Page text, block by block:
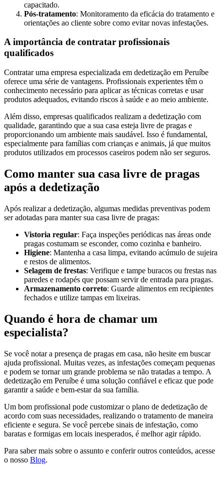
capacitado.
Pós-tratamento: Monitoramento da eficácia do tratamento e
orientações ao cliente sobre como evitar novas infestações.
A importância de contratar profissionais
qualificados
Contratar uma empresa especializada em dedetização em Peruíbe
oferece uma série de vantagens. Profissionais experientes têm o
conhecimento necessário para aplicar as técnicas corretas e usar
produtos adequados, evitando riscos à saúde e ao meio ambiente.
Além disso, empresas qualificados realizam a dedetização com
qualidade, garantindo que a sua casa esteja livre de pragas e
proporcionando um ambiente mais saudável. Isso é fundamental,
especialmente para famílias com crianças e animais, já que muitos
produtos utilizados em processos caseiros podem não ser seguros.
Como manter sua casa livre de pragas
após a dedetização
Após realizar a dedetização, algumas medidas preventivas podem
ser adotadas para manter sua casa livre de pragas:
Vistoria regular: Faça inspeções periódicas nas áreas onde
pragas costumam se esconder, como cozinha e banheiro.
Higiene: Mantenha a casa limpa, evitando acúmulo de sujeira
e restos de alimentos.
Selagem de frestas: Verifique e tampe buracos ou frestas nas
paredes e rodapés que possam servir de entrada para pragas.
Armazenamento correto: Guarde alimentos em recipientes
fechados e utilize tampas em lixeiras.
Quando é hora de chamar um
especialista?
Se você notar a presença de pragas em casa, não hesite em buscar
ajuda profissional. Muitas vezes, as infestações começam pequenas
e podem se tornar um grande problema se não tratadas a tempo. A
dedetização em Peruíbe é uma solução confiável e eficaz que pode
garantir a saúde e bem-estar da sua família.
Um bom profissional pode customizar o plano de dedetização de
acordo com suas necessidades, realizando o tratamento de maneira
eficiente e segura. Se você percebe sinais de infestação, como
baratas e formigas em locais inesperados, é melhor agir rápido.
Para saber mais sobre o assunto e conferir outros conteúdos, acesse
o nosso Blog.